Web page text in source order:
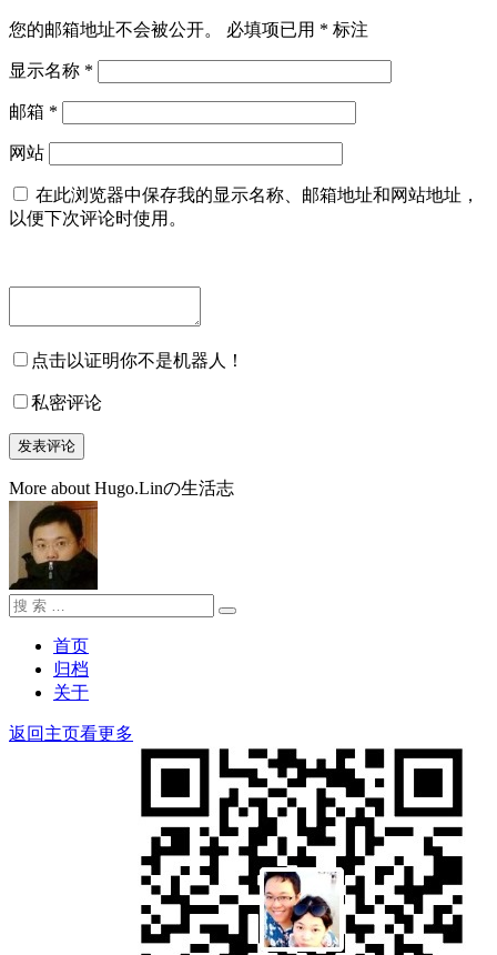
您的邮箱地址不会被公开。 必填项已用 * 标注
显示名称 *
邮箱 *
网站
在此浏览器中保存我的显示名称、邮箱地址和网站地址，
以便下次评论时使用。
点击以证明你不是机器人！
私密评论
More about Hugo.Linの生活志
搜
搜
首页
归档
关于
返回主页看更多